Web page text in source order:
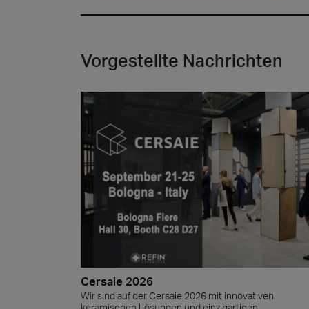
Wir
Vorgestellte Nachrichten
Cersaie 2026
Wir sind auf der Cersaie 2026 mit innovativen